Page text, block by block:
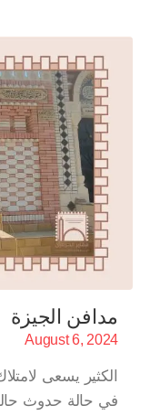
مدافن الجيزة
August 6, 2024
الكثير يسعى
في حالة حدوث